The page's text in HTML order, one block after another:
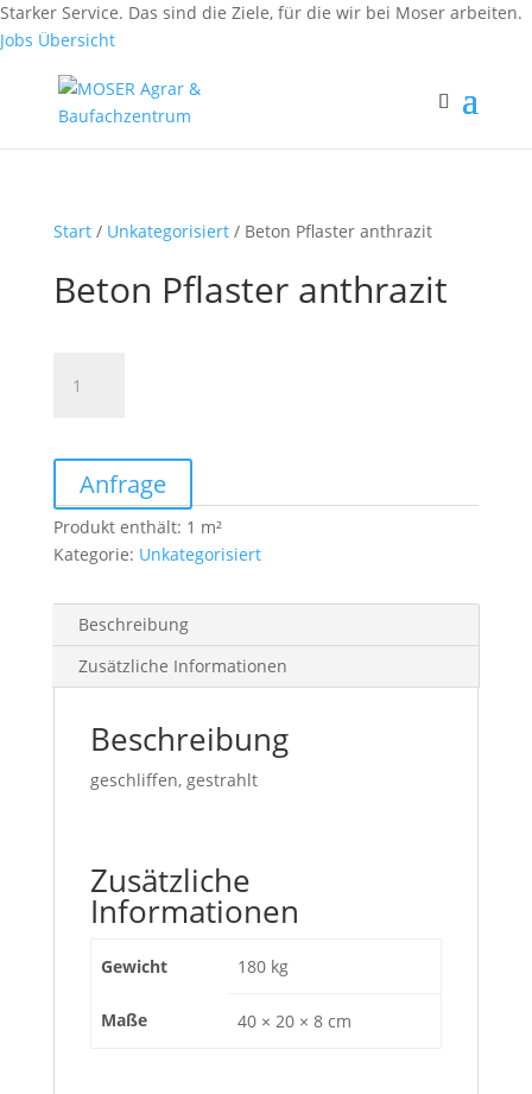
Fax: (0 84 56) 91 86 90 - 50
Fax: (0 94 42) 92 10 83 - 50
Starker Service. Das sind die Ziele, für die wir bei Moser arbeiten.
Jobs Übersicht
Start/ Unkategorisiert/ Beton Pflaster anthrazit
Beton Pflaster anthrazit
Pflaster
Anfrage
Produkt enthält: 1 m²
Kategorie: Unkategorisiert
Beschreibung
Zusätzliche Informationen
Beschreibung
geschliffen, gestrahlt
Zusätzliche
Informationen
Gewicht 180 kg
Maße 40 × 20 × 8 cm